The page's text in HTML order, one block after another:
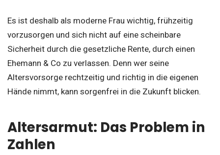
Es ist deshalb als moderne Frau wichtig, frühzeitig
vorzusorgen und sich nicht auf eine scheinbare
Sicherheit durch die gesetzliche Rente, durch einen
Ehemann & Co zu verlassen. Denn wer seine
Altersvorsorge rechtzeitig und richtig in die eigenen
Hände nimmt, kann sorgenfrei in die Zukunft blicken.
Altersarmut: Das Problem in
Zahlen